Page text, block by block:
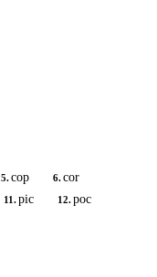
5.cop 6.cor
11.pic 12.poc